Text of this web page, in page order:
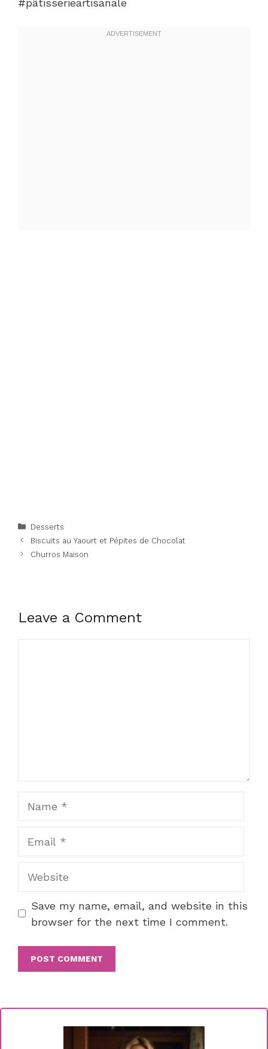
#pâtisserieartisanale
Categories
Desserts
Biscuits au Yaourt et Pépites de Chocolat
Churros Maison
Leave a Comment
Save my name, email, and website in this
browser for the next time I comment.